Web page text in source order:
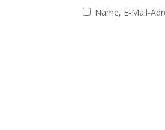
Name, E-Mail-